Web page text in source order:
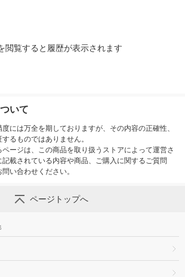
閲覧すると履歴が表示されます
いて
には万全を期しておりますが、その内容の正確性、
るものではありません。
ージは、この商品を取り扱うストアによって運営さ
載されている内容や商品、ご購入に関するご質問
い合わせください。
ページトップへ